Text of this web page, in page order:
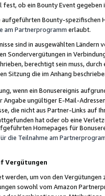
fest, ob ein Bounty Event
Bounty-spezifischen
am Partnerprogramm erlaubt.
sind in ausgewählten Ländern
Sondervergütungen in
berechtigt sein muss,
Sitzung die im Anhang
wenn ein Bonusereignis
Angabe ungültiger E-Mail-
die nicht aus Partner-Links auf
hat oder ob eine
Homepages für
die Teilnahme am
Vergütungen
werden, um von den
sowohl vom Amazon